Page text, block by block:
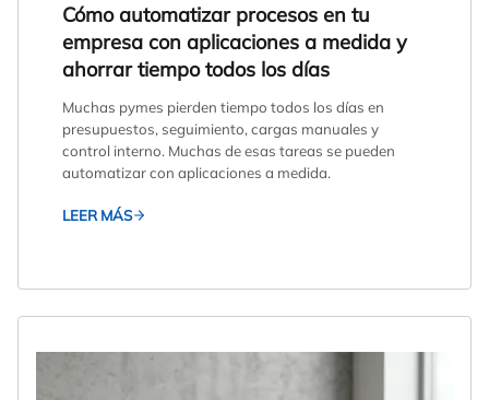
Cómo automatizar procesos en tu
empresa con aplicaciones a medida y
ahorrar tiempo todos los días
Muchas pymes pierden tiempo todos los días en
presupuestos, seguimiento, cargas manuales y
control interno. Muchas de esas tareas se pueden
automatizar con aplicaciones a medida.
LEER MÁS